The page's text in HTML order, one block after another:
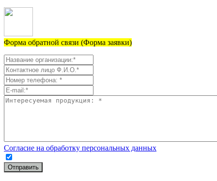
Форма обратной связи (Форма заявки)
Согласие на обработку персональных данных
Отправить